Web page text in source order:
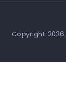
Copyright 2026